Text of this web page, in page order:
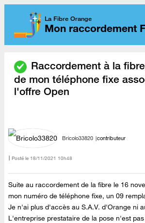
La Fibre Orange
Mon raccordement
Raccordement à la
de mon téléphone fixe
l'offre Open
Bricolo33820 contributeur
Posté le ‎18/11/2021 10h48
Suite au raccordement de la fibre le 16
mon numéro de téléphone fixe, un 09
Je n'ai plus d'accès au S.A.V. d'Orange ni
L'entreprise prestataire de la pose n'est